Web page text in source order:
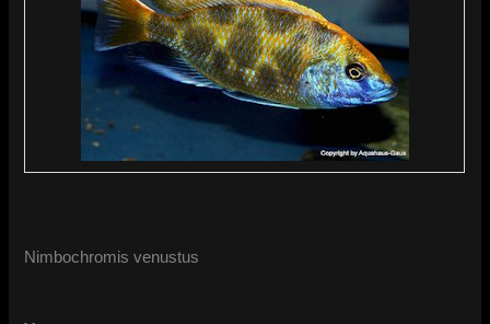
Nimbochromis venustus